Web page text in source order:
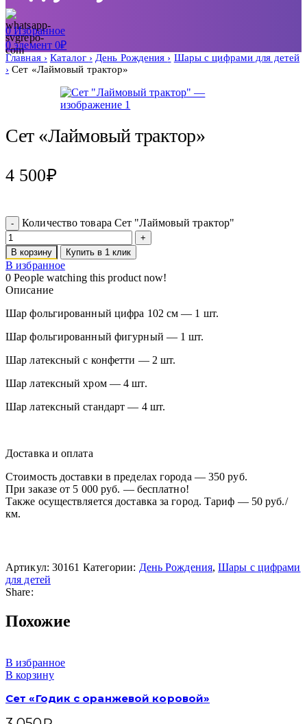
0Избранное
0элемент 0₽
Главная Каталог День Рождения
Шары с цифрами для детей
Сет «Лаймовый трактор»
Сет «Лаймовый трактор»
4 500₽
Количество товара Сет "Лаймовый трактор"
В корзину Купить в 1 клик
В избранное
0 People watching this product now!
Описание
Шар фольгированный цифра 102 см — 1 шт.
Шар фольгированный фигурный — 1 шт.
Шар латексный с конфетти — 2 шт.
Шар латексный хром — 4 шт.
Шар латексный стандарт — 4 шт.
Доставка и оплата
Стоимость доставки в пределах города — 350 руб.
При заказе от 5 000 руб. — бесплатно!
Также осуществляется доставка за город. Тариф — 50 руб./
км.
Артикул: 30161 Категории: День Рождения, Шары с цифрами
для детей
Share:
Похожие
В избранное
В корзину
Сет «Годик с оранжевой коровой»